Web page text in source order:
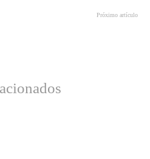
Próximo artículo